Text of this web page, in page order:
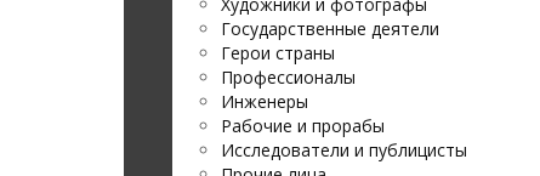
Государственные деятели
Герои страны
Профессионалы
Инженеры
Рабочие и прорабы
Исследователи и публицисты